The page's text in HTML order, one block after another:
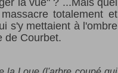
la vue" ? ...Mais quel
totalement et
s'y mettaient à l'ombre
de Courbet.